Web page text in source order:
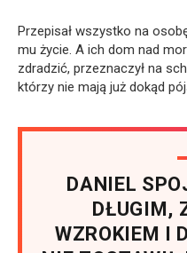
Przepisał wszystko na
mu życie. A ich dom nad
zdradzić, przeznaczył na
którzy nie mają już dokąd
DANIEL
DŁUGIM,
WZROKIEM I